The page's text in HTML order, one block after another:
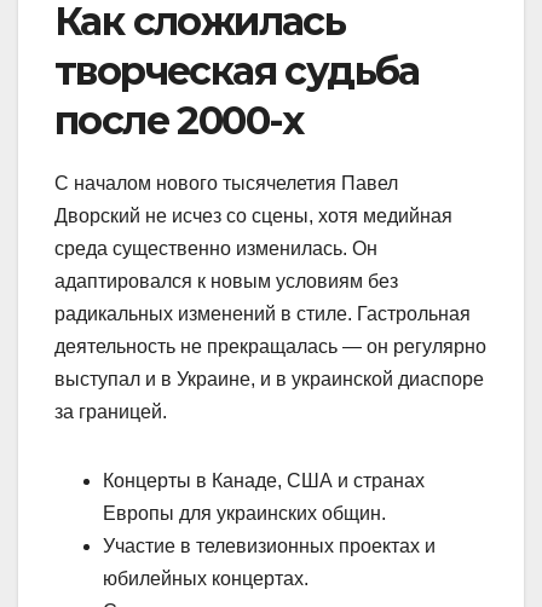
Как сложилась
творческая судьба
после 2000-х
С началом нового тысячелетия Павел
Дворский не исчез со сцены, хотя медийная
среда существенно изменилась. Он
адаптировался к новым условиям без
радикальных изменений в стиле. Гастрольная
деятельность не прекращалась — он регулярно
выступал и в Украине, и в украинской диаспоре
за границей.
Концерты в Канаде, США и странах
Европы для украинских общин.
Участие в телевизионных проектах и
юбилейных концертах.